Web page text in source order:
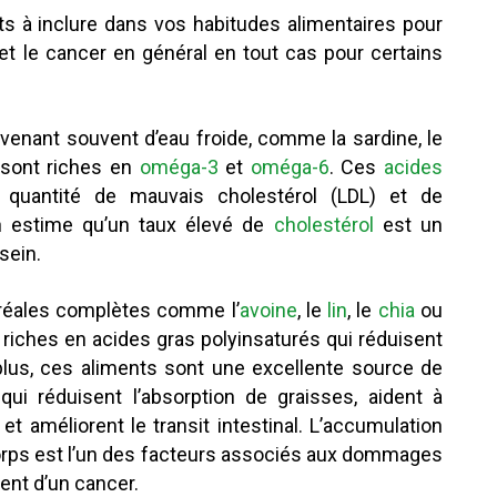
à inclure dans vos habitudes alimentaires pour
le cancer en général en tout cas pour certains
souvent d’eau froide, comme la sardine, le
riches en oméga-3 et oméga-6. Ces acides
de mauvais cholestérol (LDL) et de
qu’un taux élevé de cholestérol
est un
complètes comme l’avoine, le lin, le chia ou
en acides gras polyinsaturés qui réduisent
ces aliments sont une excellente source de
réduisent l’absorption de graisses, aident à
améliorent le transit intestinal. L’accumulation
est l’un des facteurs associés aux dommages
d’un cancer.